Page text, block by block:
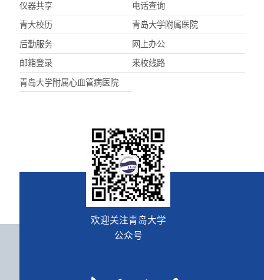
仪器共享 电话查询
青大校历 青岛大学附属医院
后勤服务 网上办公
邮箱登录 来校线路
青岛大学附属心血管病医院
欢迎关注青岛大学
公众号